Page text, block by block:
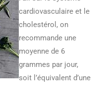
cardiovasculaire et le
cholestérol, on
recommande une
moyenne de 6
grammes par jour,
soit l’équivalent d’une